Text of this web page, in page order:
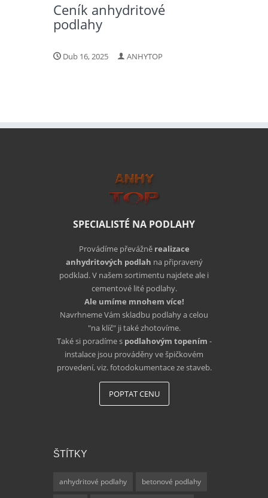
Ceník anhydritové
podlahy
Dub 16, 2025 ANHYTOP
SPECIALISTÉ NA PODLAHY
Provádíme převážně realizace
anhydritových podlah na připravený
podklad. V našem sortimentu najdete ale i
cementové lité podlahy.
Ale umíme mnohem více!
Navrhneme Vám skladbu podlahy a celou
"na klíč" ji také zhotovíme.
Také si poradíme s podlahovým topením -
instalace jsou prováděny ve špičkovém
provedení, viz. fotodokumentace ze staveb.
POPTAT CENU
ŠTÍTKY
anhydritové podlahy betonové podlahy